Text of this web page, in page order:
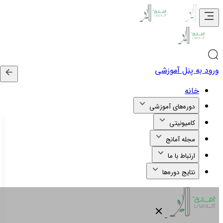
ورود به پنل آموزشی
خانه
دوره‌های آموزشی
کامیونیتی
مجله آمانج
ارتباط با ما
نتایج دوره‌ها